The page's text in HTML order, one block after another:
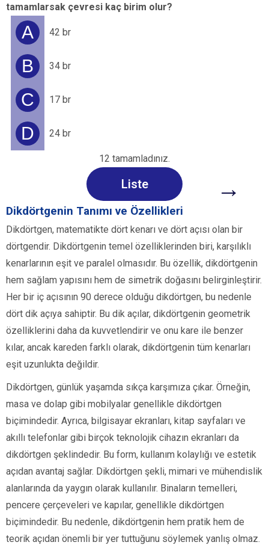
tamamlarsak çevresi kaç birim olur?
A 42 br
B 34 br
C 17 br
D 24 br
12 tamamladınız.
Liste →
Dikdörtgenin Tanımı ve Özellikleri
Dikdörtgen, matematikte dört kenarı ve dört açısı olan bir
dörtgendir. Dikdörtgenin temel özelliklerinden biri, karşılıklı
kenarlarının eşit ve paralel olmasıdır. Bu özellik, dikdörtgenin
hem sağlam yapısını hem de simetrik doğasını belirginleştirir.
Her bir iç açısının 90 derece olduğu dikdörtgen, bu nedenle
dört dik açıya sahiptir. Bu dik açılar, dikdörtgenin geometrik
özelliklerini daha da kuvvetlendirir ve onu kare ile benzer
kılar, ancak kareden farklı olarak, dikdörtgenin tüm kenarları
eşit uzunlukta değildir.
Dikdörtgen, günlük yaşamda sıkça karşımıza çıkar. Örneğin,
masa ve dolap gibi mobilyalar genellikle dikdörtgen
biçimindedir. Ayrıca, bilgisayar ekranları, kitap sayfaları ve
akıllı telefonlar gibi birçok teknolojik cihazın ekranları da
dikdörtgen şeklindedir. Bu form, kullanım kolaylığı ve estetik
açıdan avantaj sağlar. Dikdörtgen şekli, mimari ve mühendislik
alanlarında da yaygın olarak kullanılır. Binaların temelleri,
pencere çerçeveleri ve kapılar, genellikle dikdörtgen
biçimindedir. Bu nedenle, dikdörtgenin hem pratik hem de
teorik açıdan önemli bir yer tuttuğunu söylemek yanlış olmaz.